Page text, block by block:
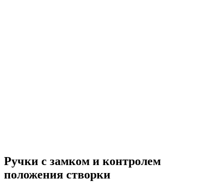
Ручки с замком и контролем
положения створки